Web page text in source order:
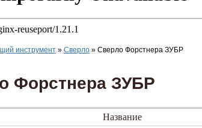
инструмент » Сверло » Сверло Форстнера ЗУБР
Форстнера ЗУБР
Название